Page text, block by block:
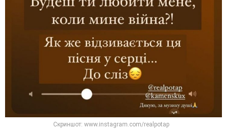
Скриншот: www.instagram.com/realpotap